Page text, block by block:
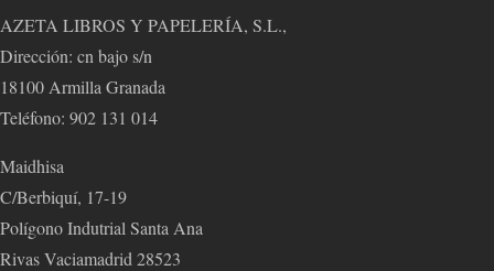
AZETA LIBROS Y PAPELERÍA, S.L.,
Dirección: cn bajo s/n
18100 Armilla Granada
Teléfono: 902 131 014
Maidhisa
C/Berbiquí, 17-19
Polígono Indutrial Santa Ana
Rivas Vaciamadrid 28523